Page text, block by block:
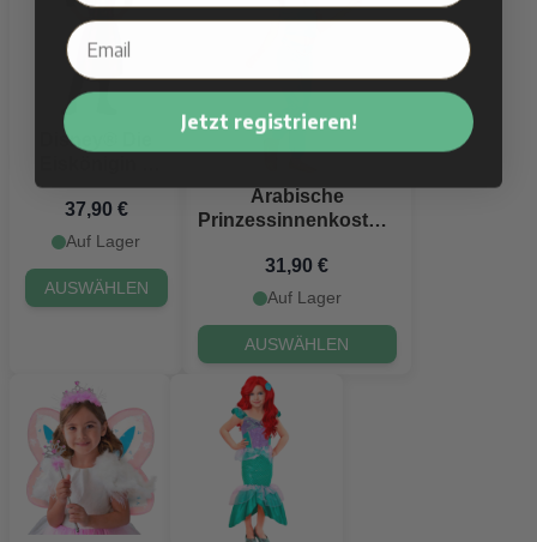
Disney® Die
Anna Kostüm
für Kinder
37,90 €
Auf Lager
AUSWÄHLEN
Arabische
Prinzessinnenkostüm
31,90 €
Auf Lager
AUSWÄHLEN
Jetzt registrieren!